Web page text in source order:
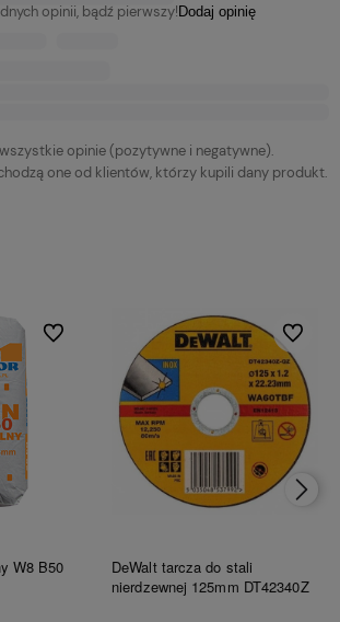
opinii, bądź pierwszy! Dodaj opinię
opinie (pozytywne i negatywne).
one od klientów, którzy kupili dany produkt.
W8 B50
Do ulubionych
DeWalt tarcza do stali
nierdzewnej 125mm DT42340Z
Do